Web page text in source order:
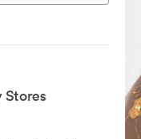
Stores